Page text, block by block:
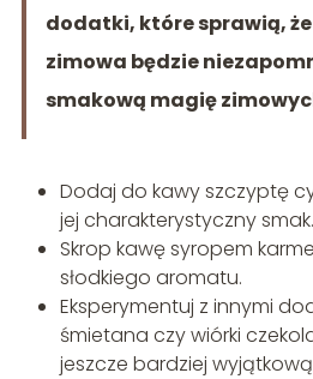
dodatki, które sprawią,
zimowa będzie
smakową magię
Dodaj do kawy szczyptę
jej charakterystyczny smak.
Skrop kawę syropem
słodkiego aromatu.
Eksperymentuj z innymi
śmietana czy wiórki
jeszcze bardziej